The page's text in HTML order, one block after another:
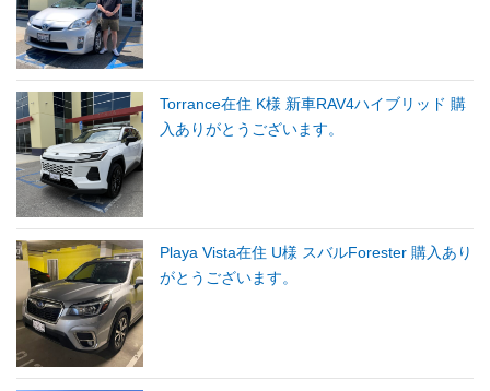
Torrance在住 K様 新車RAV4ハイブリッド 購
入ありがとうございます。
Playa Vista在住 U様 スバルForester 購入あり
がとうございます。